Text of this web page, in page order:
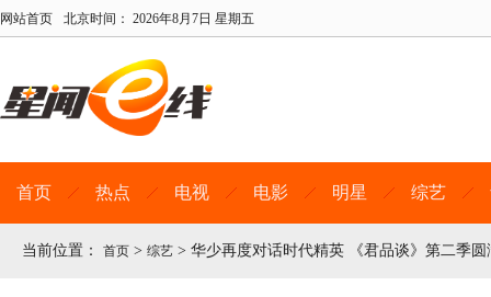
网站首页 北京时间： 2026年8月7日 星期五
首页 热点 电视 电影 明星 综艺
当前位置： 首页 > 综艺 > 华少再度对话时代精英 《君品谈》第二季圆